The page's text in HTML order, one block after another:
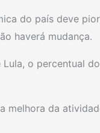
do país deve
haverá mudança.
o percentual
melhora da